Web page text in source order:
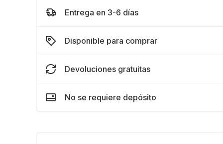
Entrega en 3-6 días
Disponible para comprar
Devoluciones gratuitas
No se requiere depósito